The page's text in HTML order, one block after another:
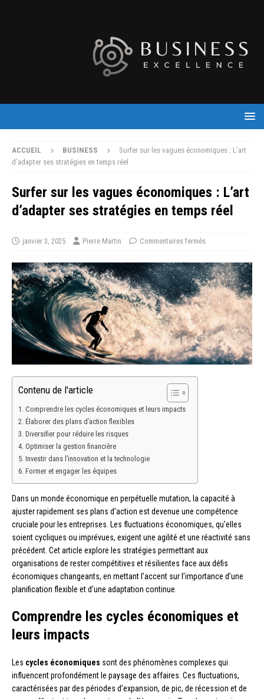
ACCUEIL BUSINESS
Surfer sur les vagues économiques : L’art
d’adapter ses stratégies en temps réel
Surfer sur les vagues économiques : L’art
d’adapter ses stratégies en temps réel
janvier 3, 2025 Pierre Martin Commentaires fermés
Contenu de l'article
Comprendre les cycles économiques et leurs impacts
Élaborer des plans d’action flexibles
Diversifier pour réduire les risques
Optimiser la gestion financière
Investir dans l’innovation et la technologie
Former et engager les équipes
Dans un monde économique en perpétuelle mutation, la capacité à
ajuster rapidement ses plans d’action est devenue une compétence
cruciale pour les entreprises. Les fluctuations économiques, qu’elles
soient cycliques ou imprévues, exigent une agilité et une réactivité sans
précédent. Cet article explore les stratégies permettant aux
organisations de rester compétitives et résilientes face aux défis
économiques changeants, en mettant l’accent sur l’importance d’une
planification flexible et d’une adaptation continue.
Comprendre les cycles économiques et
leurs impacts
Les cycles économiques sont des phénomènes complexes qui
influencent profondément le paysage des affaires. Ces fluctuations,
caractérisées par des périodes d’expansion, de pic, de récession et de